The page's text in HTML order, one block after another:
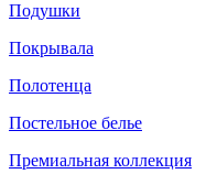
Подушки
Покрывала
Полотенца
Постельное белье
Премиальная коллекция